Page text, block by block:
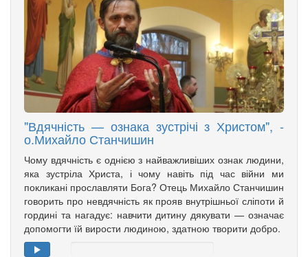
"Вдячність — ознака зустрічі з Христом", -
о.Михайло Станчишин
Чому вдячність є однією з найважливіших ознак людини,
яка зустріла Христа, і чому навіть під час війни ми
покликані прославляти Бога? Отець Михайло Станчишин
говорить про невдячність як прояв внутрішньої сліпоти й
гордині та нагадує: навчити дитину дякувати — означає
допомогти їй вирости людиною, здатною творити добро.